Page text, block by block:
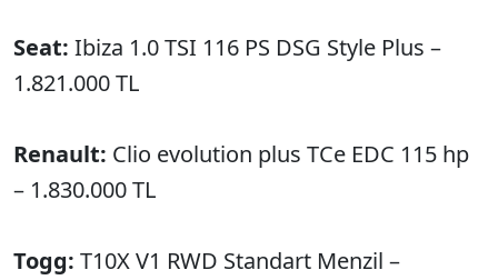
Seat: Ibiza 1.0 TSI 116 PS DSG Style Plus –
1.821.000 TL
Renault: Clio evolution plus TCe EDC 115 hp
– 1.830.000 TL
Togg: T10X V1 RWD Standart Menzil –